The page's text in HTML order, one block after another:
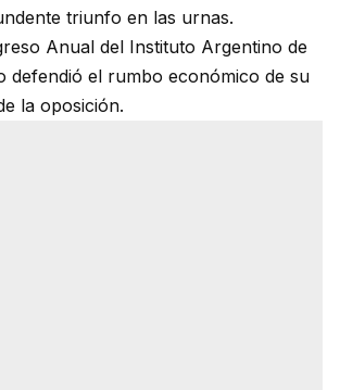
triunfo en las urnas.
Anual del Instituto Argentino de
defendió el rumbo económico de su
la oposición.